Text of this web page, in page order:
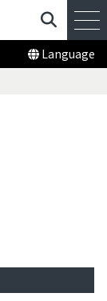
Language